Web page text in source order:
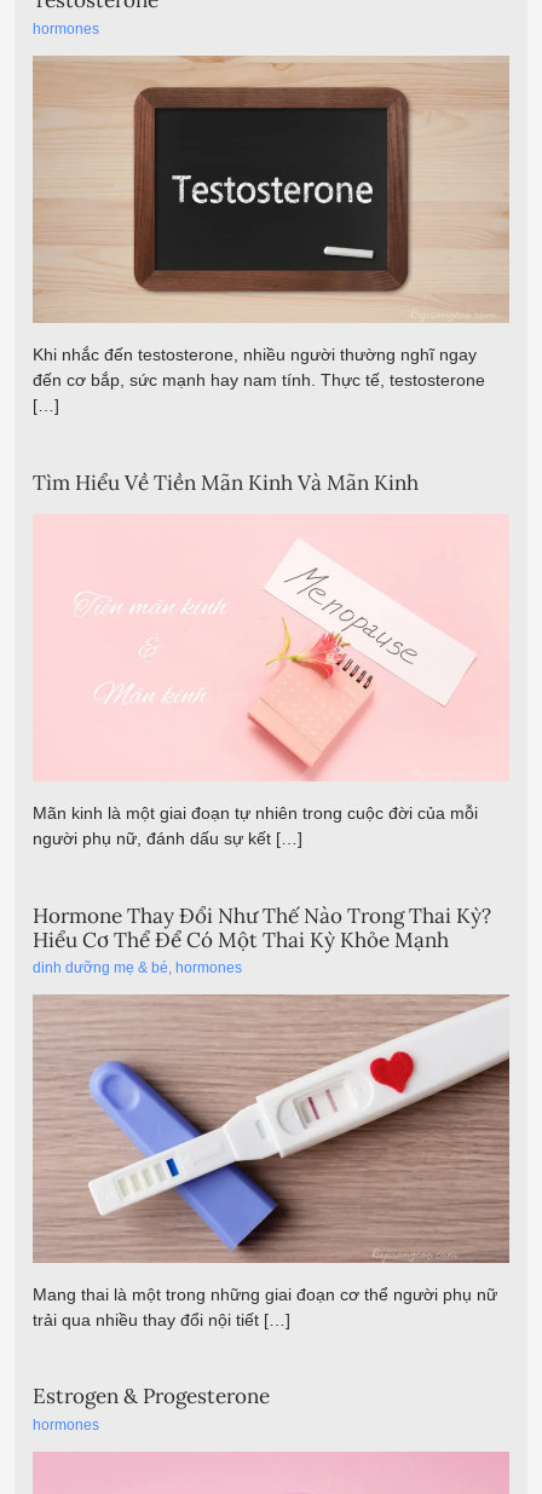
hormones
Khi nhắc đến testosterone, nhiều người thường nghĩ ngay
đến cơ bắp, sức mạnh hay nam tính. Thực tế, testosterone
[…]
Tìm Hiểu Về Tiền Mãn Kinh Và Mãn Kinh
Mãn kinh là một giai đoạn tự nhiên trong cuộc đời của mỗi
người phụ nữ, đánh dấu sự kết […]
Hormone Thay Đổi Như Thế Nào Trong Thai Kỳ?
Hiểu Cơ Thể Để Có Một Thai Kỳ Khỏe Mạnh
dinh dưỡng mẹ & bé, hormones
Mang thai là một trong những giai đoạn cơ thể người phụ nữ
trải qua nhiều thay đổi nội tiết […]
Estrogen & Progesterone
hormones